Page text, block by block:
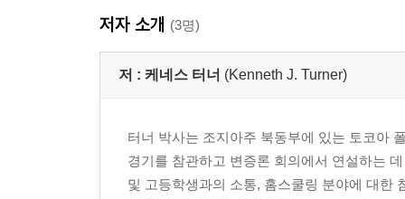
특이점
마태복음 1장: 누락된 이름과 일관성 없는 계산│
자세히 보기
창세기 1장의 예들
두 번의 빛과 어둠의 분리│빛을 빛의 부재에서 분
흥미가 커진다
저자 소개 (3명)
저 : 케네스 터너 (Kenneth J. Turner)
터너 박사는 조지아주 북동부에 있는 토코아
경기를 참관하고 변증론 회의에서 연설하는
및 고등학생과의 소통, 홈스쿨링 분야에 대한